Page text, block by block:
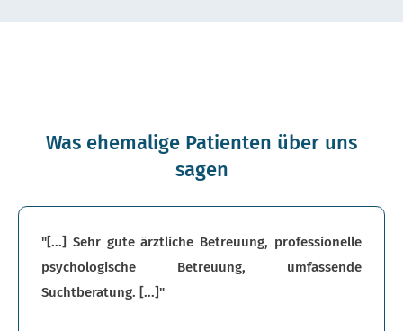
Was ehemalige Patienten über uns
sagen
"[...] Sehr gute ärztliche Betreuung, professionelle
psychologische Betreuung, umfassende
Suchtberatung. [...]"